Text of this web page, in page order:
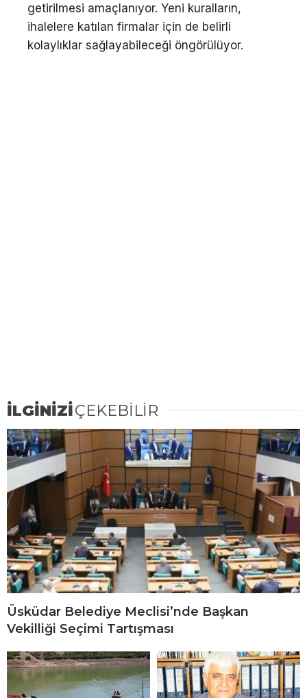
getirilmesi amaçlanıyor. Yeni kuralların,
ihalelere katılan firmalar için de belirli
kolaylıklar sağlayabileceği öngörülüyor.
İLGİNİZİÇEKEBİLİR
Üsküdar Belediye Meclisi’nde Başkan
Vekilliği Seçimi Tartışması